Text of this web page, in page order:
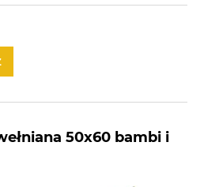
50x60 bambi i